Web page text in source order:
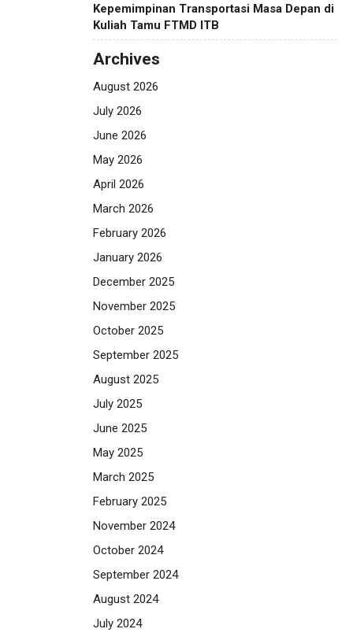
Kepemimpinan Transportasi Masa Depan di
Kuliah Tamu FTMD ITB
Archives
August 2026
July 2026
June 2026
May 2026
April 2026
March 2026
February 2026
January 2026
December 2025
November 2025
October 2025
September 2025
August 2025
July 2025
June 2025
May 2025
March 2025
February 2025
November 2024
October 2024
September 2024
August 2024
July 2024